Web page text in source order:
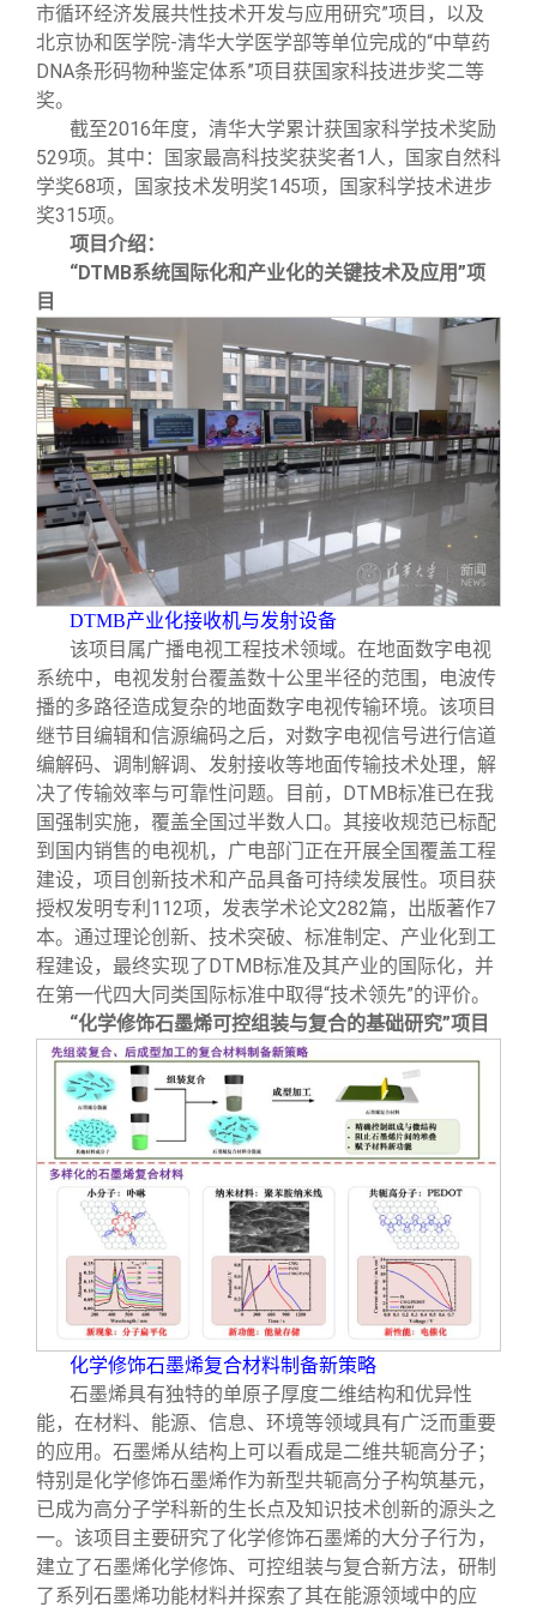
市循环经济发展共性技术开发与应用研究”项目，以及
北京协和医学院-清华大学医学部等单位完成的“中草药
DNA条形码物种鉴定体系”项目获国家科技进步奖二等
奖。
截至2016年度，清华大学累计获国家科学技术奖励
529项。其中：国家最高科技奖获奖者1人，国家自然科
学奖68项，国家技术发明奖145项，国家科学技术进步
奖315项。
项目介绍：
“DTMB系统国际化和产业化的关键技术及应用”项
目
DTMB产业化接收机与发射设备
该项目属广播电视工程技术领域。在地面数字电视
系统中，电视发射台覆盖数十公里半径的范围，电波传
播的多路径造成复杂的地面数字电视传输环境。该项目
继节目编辑和信源编码之后，对数字电视信号进行信道
编解码、调制解调、发射接收等地面传输技术处理，解
决了传输效率与可靠性问题。目前，DTMB标准已在我
国强制实施，覆盖全国过半数人口。其接收规范已标配
到国内销售的电视机，广电部门正在开展全国覆盖工程
建设，项目创新技术和产品具备可持续发展性。项目获
授权发明专利112项，发表学术论文282篇，出版著作7
本。通过理论创新、技术突破、标准制定、产业化到工
程建设，最终实现了DTMB标准及其产业的国际化，并
在第一代四大同类国际标准中取得“技术领先”的评价。
“化学修饰石墨烯可控组装与复合的基础研究”项目
化学修饰石墨烯复合材料制备新策略
石墨烯具有独特的单原子厚度二维结构和优异性
能，在材料、能源、信息、环境等领域具有广泛而重要
的应用。石墨烯从结构上可以看成是二维共轭高分子；
特别是化学修饰石墨烯作为新型共轭高分子构筑基元，
已成为高分子学科新的生长点及知识技术创新的源头之
一。该项目主要研究了化学修饰石墨烯的大分子行为，
建立了石墨烯化学修饰、可控组装与复合新方法，研制
了系列石墨烯功能材料并探索了其在能源领域中的应